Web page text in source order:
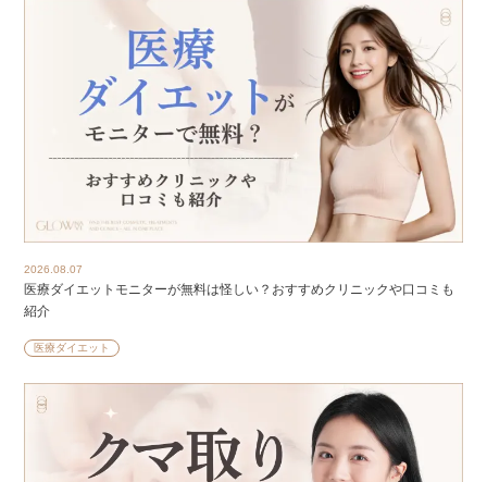
2026.08.07
医療ダイエットモニターが無料は怪しい？おすすめクリニックや口コミも
紹介
医療ダイエット